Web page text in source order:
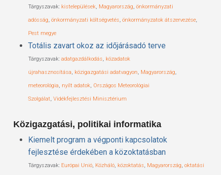
Tárgyszavak: kistelepülések, Magyarország, önkormányzati
adósság, önkormányzati költségvetés, önkormányzatok átszervezése,
Pest megye
Totális zavart okoz az időjárásadó terve
Tárgyszavak: adatgazdálkodás, közadatok
újrahasznosítása, közigazgatási adatvagyon, Magyarország,
meteorológia, nyílt adatok, Országos Meteorológiai
Szolgálat, Vidékfejlesztési Minisztérium
Közigazgatási, politikai informatika
Kiemelt program a végponti kapcsolatok
fejlesztése érdekében a közoktatásban
Tárgyszavak: Európai Unió, Közháló, közoktatás, Magyarország, oktatási